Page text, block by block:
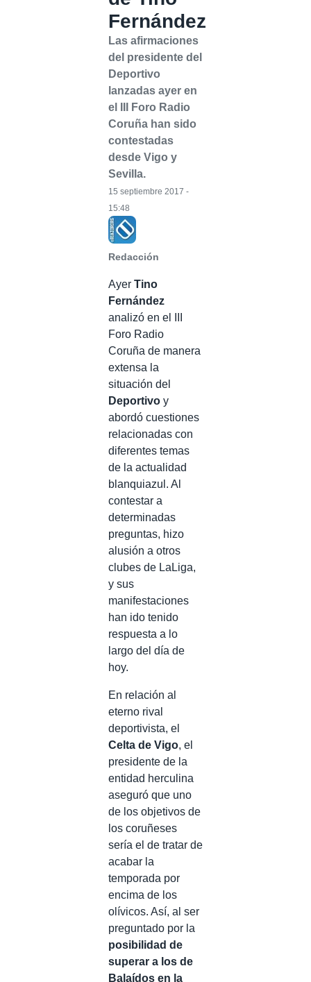
Fernández
Las afirmaciones
del presidente del
Deportivo
lanzadas ayer en
el III Foro Radio
Coruña han sido
contestadas
desde Vigo y
Sevilla.
Redacción
15 septiembre 2017 -
15:48
Ayer Tino
Fernández
analizó en el III
Foro Radio
Coruña de manera
extensa la
situación del
Deportivo y
abordó cuestiones
relacionadas con
diferentes temas
de la actualidad
blanquiazul. Al
contestar a
determinadas
preguntas, hizo
alusión a otros
clubes de LaLiga,
y sus
manifestaciones
han ido tenido
respuesta a lo
largo del día de
hoy.
En relación al
eterno rival
deportivista, el
Celta de Vigo, el
presidente de la
entidad herculina
aseguró que uno
de los objetivos de
los coruñeses
sería el de tratar de
acabar la
temporada por
encima de los
olívicos. Así, al ser
preguntado por la
posibilidad de
superar a los de
Balaídos en la